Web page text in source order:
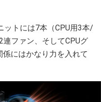
ットには7本（CPU用3本/
ファン、そしてCPUグ
にはかなり力を入れて